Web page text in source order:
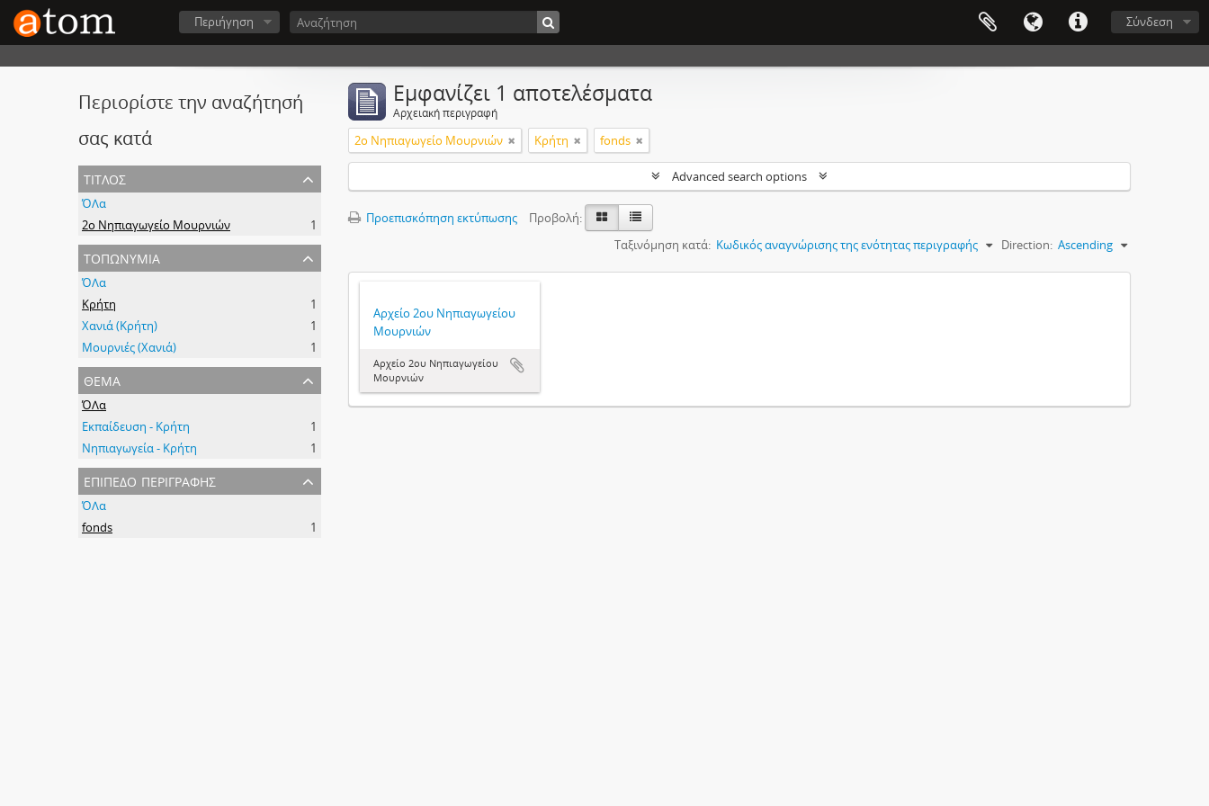
Σύνδεση
Περιήγηση
Περιορίστε την αναζήτησή
σας κατά
τίτλος
ΌΛα
2ο Νηπιαγωγείο Μουρνιών
1
τοπωνύμια
ΌΛα
Κρήτη
1
Χανιά (Κρήτη)
1
Μουρνιές (Χανιά)
1
θέμα
ΌΛα
Εκπαίδευση - Κρήτη
1
Νηπιαγωγεία - Κρήτη
1
επίπεδο περιγραφής
ΌΛα
fonds
1
Εμφανίζει 1 αποτελέσματα
Αρχειακή περιγραφή
2ο Νηπιαγωγείο Μουρνιών Κρήτη fonds
Advanced search options
Προεπισκόπηση εκτύπωσης
Προβολή:
Ταξινόμηση κατά: Κωδικός αναγνώρισης της ενότητας περιγραφής Direction: Ascending
Αρχείο 2ου Νηπιαγωγείου
Μουρνιών
Αρχείο 2ου Νηπιαγωγείου
Μουρνιών